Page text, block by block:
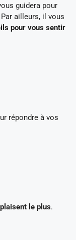
guidera pour
Par ailleurs, il vous
pour vous sentir
répondre à vos
le plus.